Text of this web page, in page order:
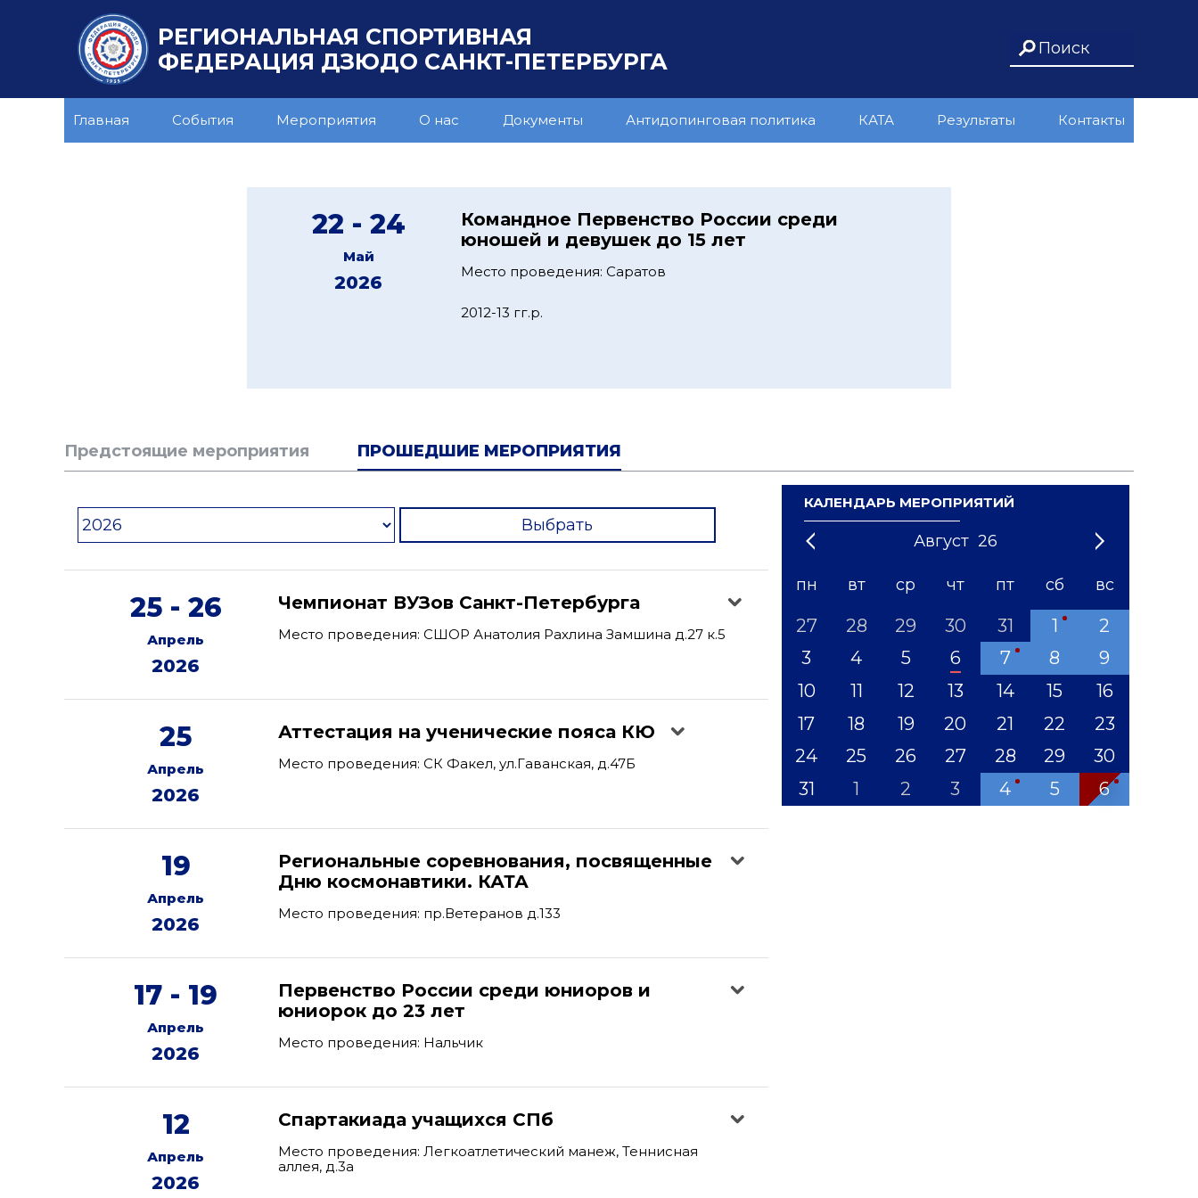
РЕГИОНАЛЬНАЯ СПОРТИВНАЯ
ФЕДЕРАЦИЯ ДЗЮДО САНКТ-ПЕТЕРБУРГА
Главная События Мероприятия О нас Документы Антидопинговая политика КАТА Результаты Контакты
22 - 24
Май
2026
Командное Первенство России среди
юношей и девушек до 15 лет
Место проведения: Саратов
2012-13 гг.р.
Предстоящие мероприятия ПРОШЕДШИЕ МЕРОПРИЯТИЯ
Выбрать
25 - 26
Апрель
2026
Чемпионат ВУЗов Санкт-Петербурга
Место проведения: СШОР Анатолия Рахлина Замшина д.27 к.5
25
Апрель
2026
Аттестация на ученические пояса КЮ
Место проведения: СК Факел, ул.Гаванская, д.47Б
19
Апрель
2026
Региональные соревнования, посвященные
Дню космонавтики. КАТА
Место проведения: пр.Ветеранов д.133
17 - 19
Апрель
2026
Первенство России среди юниоров и
юниорок до 23 лет
Место проведения: Нальчик
12
Апрель
2026
Спартакиада учащихся СПб
Место проведения: Легкоатлетический манеж, Теннисная
аллея, д.3а
КАЛЕНДАРЬ МЕРОПРИЯТИЙ
Август 26
1 3 5 8 10 12
'21 '23 '24 '25 '26 '27 '28 '29 '31
пн вт ср чт пт сб вс
27 28 29 30 31 1
2
3
4 5 6 7 8
9
10
11 12 13 14 15
16
17
18 19 20 21 22
23
24
25 26 27 28 29
30
31
1 2 3 4 5 6